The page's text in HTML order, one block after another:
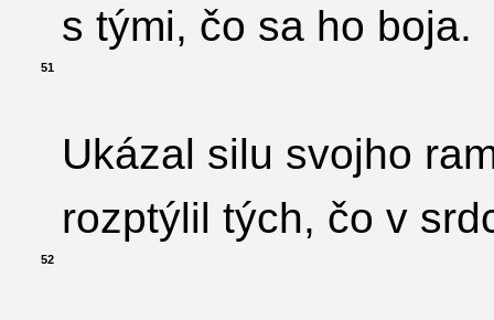
s tými, čo sa ho boja.
51
Ukázal silu svojho
rozptýlil tých, čo v
52